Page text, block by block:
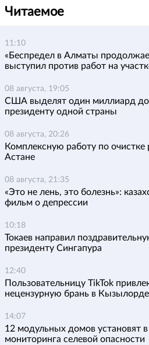
Читаемое
11:10
«Беспредел в Алматы
выступил против работ на
08 августа, 19:05
США выделят один миллиард
президенту одной страны
08 августа, 20:26
Комплексную работу по очистке
Астане
08 августа, 21:35
«Это не лень, это болезнь»:
фильм о депрессии
10:18
Токаев направил
президенту Сингапура
12:40
Пользовательницу TikTok
нецензурную брань в Кызылорде
14:07
12 модульных домов установят
мониторинга селевой опасности